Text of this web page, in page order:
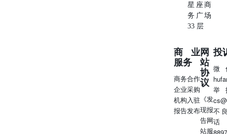
星座商
务广场
33 层
商业
服务
商务合作
企业采购
机构入驻
报告发布
网
站
协
议
《发
现报
告网
站服
投
微
举
不